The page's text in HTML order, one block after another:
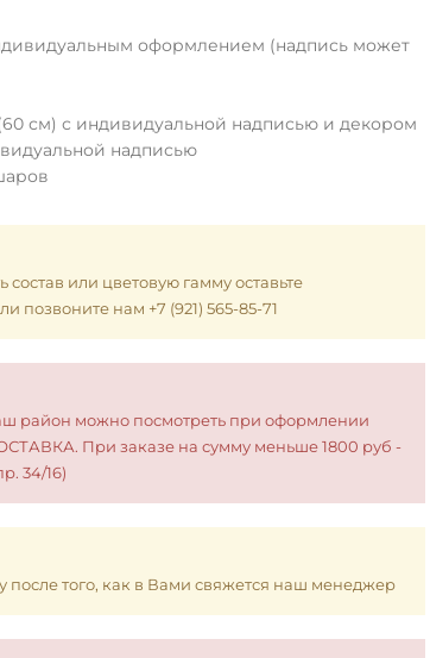
оформлением (надпись может
см) с индивидуальной надписью и декором
надписью
состав или цветовую гамму оставьте
позвоните нам +7 (921) 565-85-71
район можно посмотреть при оформлении
При заказе на сумму меньше 1800 руб -
34/16)
после того, как в Вами свяжется наш менеджер